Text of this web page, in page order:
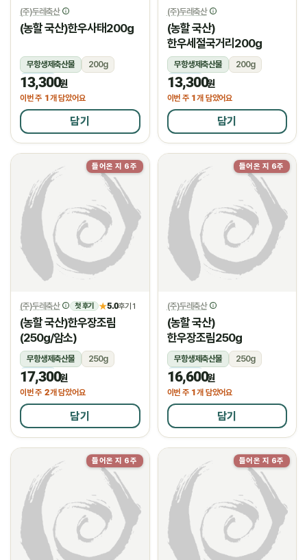
(주)두레축산
(농할 국산)한우사태200g
무항생제축산물
200g
냉장
13,300원
이번 주 1개 담았어요
담기
(주)두레축산
(농할 국산)
한우세절국거리200g
무항생제축산물
200g
냉장
13,300원
이번 주 1개 담았어요
담기
들어온 지 6주
(주)두레축산 첫 후기 ★5.0후기 1
(농할 국산)한우장조림
(250g/암소)
무항생제축산물
250g
냉장
17,300원
이번 주 2개 담았어요
담기
들어온 지 6주
(주)두레축산
(농할 국산)
한우장조림250g
무항생제축산물
250g
냉장
16,600원
이번 주 1개 담았어요
담기
들어온 지 6주 들어온 지 6주